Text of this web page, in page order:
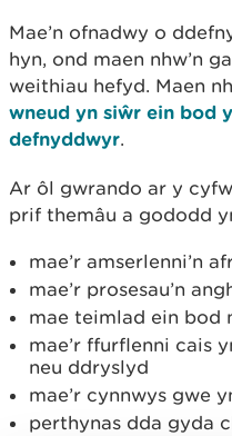
Mae’n ofnadwy o
hyn, ond maen nhw’n
weithiau hefyd. Maen
wneud yn siŵr ein bod
defnyddwyr.
Ar ôl gwrando ar y
prif themâu a gododd
mae’r amserlenni’n
mae’r prosesau’n
mae teimlad ein bod
mae’r ffurflenni cais
neu ddryslyd
mae’r cynnwys gwe
perthynas dda gyda